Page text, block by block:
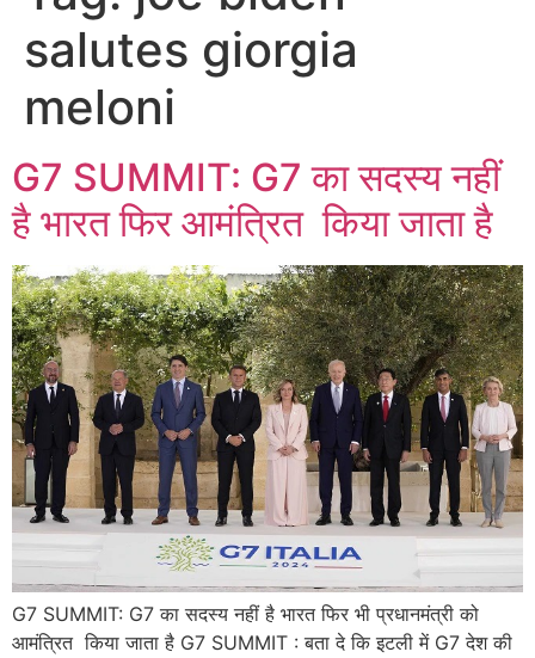
salutes giorgia
meloni
G7 SUMMIT: G7 का सदस्य नहीं
है भारत फिर आमंत्रित किया जाता है
G7 SUMMIT: G7 का सदस्य नहीं है भारत फिर भी प्रधानमंत्री को
आमंत्रित किया जाता है G7 SUMMIT : बता दे कि इटली में G7 देश की